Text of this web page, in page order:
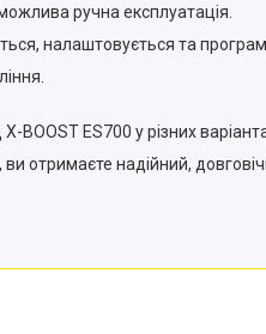
ручна експлуатація.
налаштовується та
ES700 у різних
отримаєте надійний,